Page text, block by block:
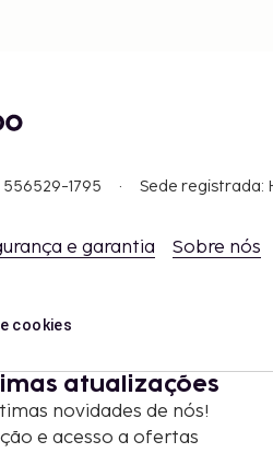
1795 Sede registrada:
e garantia Sobre nós
cookies
atualizações
novidades de nós!
e acesso a ofertas